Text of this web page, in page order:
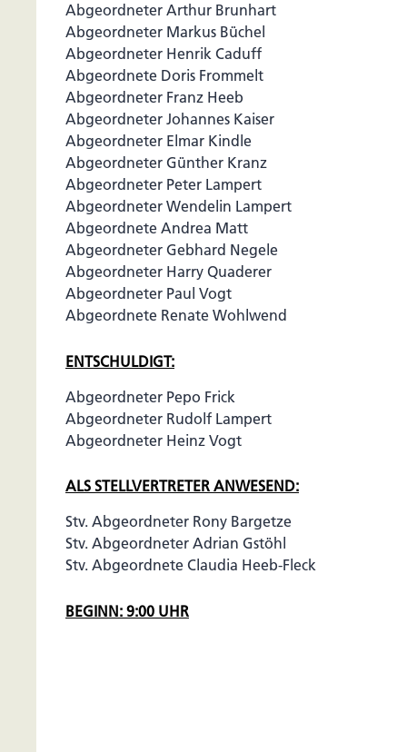
Abgeordneter Arthur Brunhart
Abgeordneter Markus Büchel
Abgeordneter Henrik Caduff
Abgeordnete Doris Frommelt
Abgeordneter Franz Heeb
Abgeordneter Johannes Kaiser
Abgeordneter Elmar Kindle
Abgeordneter Günther Kranz
Abgeordneter Peter Lampert
Abgeordneter Wendelin Lampert
Abgeordnete Andrea Matt
Abgeordneter Gebhard Negele
Abgeordneter Harry Quaderer
Abgeordneter Paul Vogt
Abgeordnete Renate Wohlwend
ENTSCHULDIGT:
Abgeordneter Pepo Frick
Abgeordneter Rudolf Lampert
Abgeordneter Heinz Vogt
ALS STELLVERTRETER ANWESEND:
Stv. Abgeordneter Rony Bargetze
Stv. Abgeordneter Adrian Gstöhl
Stv. Abgeordnete Claudia Heeb-Fleck
BEGINN: 9:00 UHR